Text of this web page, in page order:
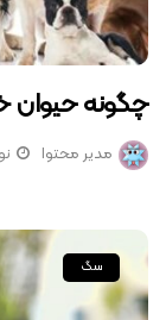
چگونه حیوان
مدیر محتوا
سگ